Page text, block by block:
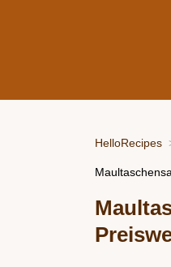
HelloRecipes